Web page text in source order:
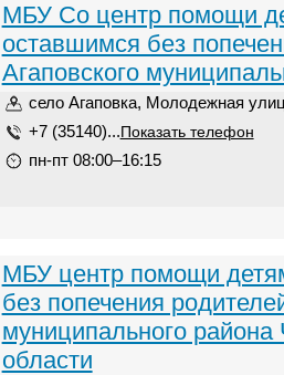
МБУ Со центр помощи
оставшимся без
Агаповского
село Агаповка, Молодежная
+7 (35140)... Показать телефон
пн-пт 08:00–16:15
МБУ центр помощи
без попечения
муниципального района
области